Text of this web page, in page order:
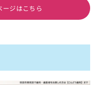
ージはこちら